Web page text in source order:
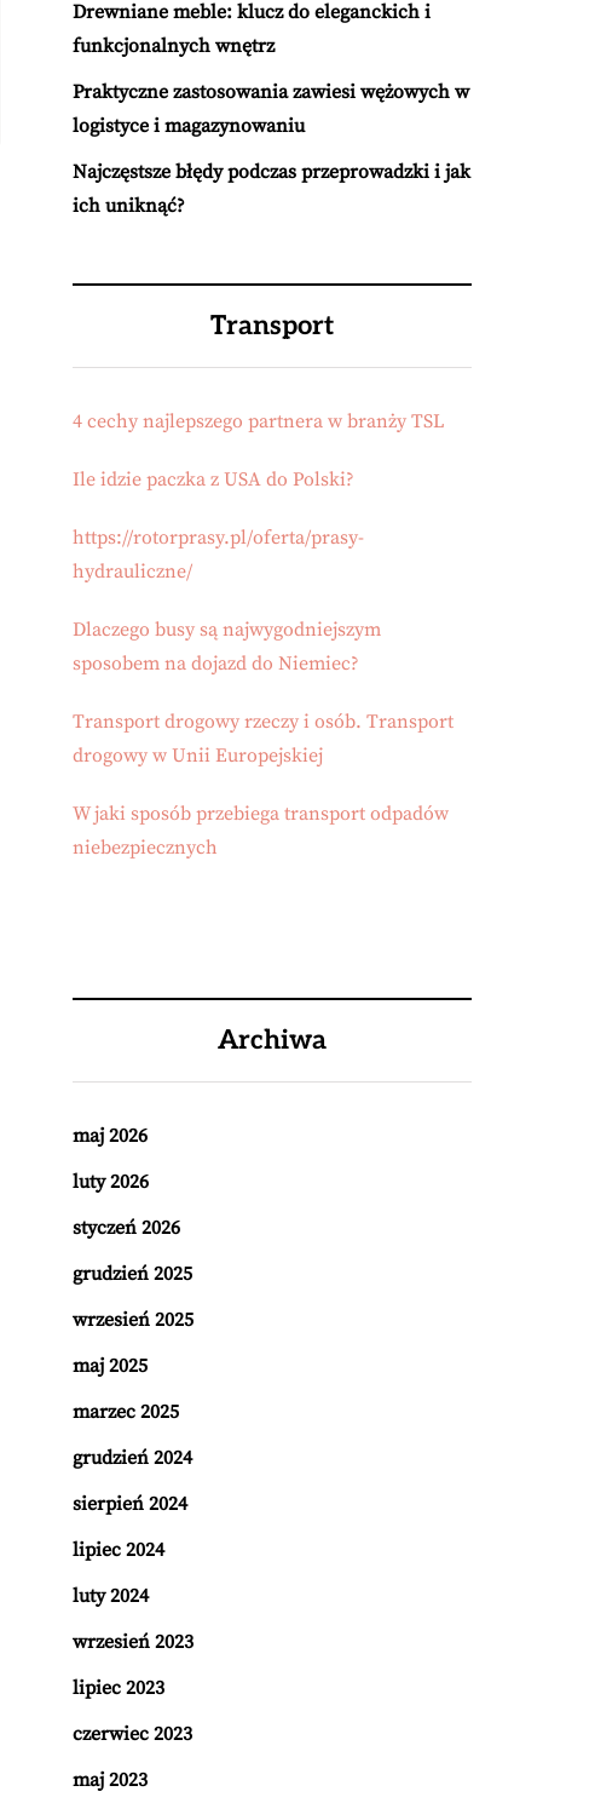
Drewniane meble: klucz do eleganckich i
funkcjonalnych wnętrz
Praktyczne zastosowania zawiesi wężowych w
logistyce i magazynowaniu
Najczęstsze błędy podczas przeprowadzki i jak
ich uniknąć?
Transport
4 cechy najlepszego partnera w branży TSL
Ile idzie paczka z USA do Polski?
https://rotorprasy.pl/oferta/prasy-
hydrauliczne/
Dlaczego busy są najwygodniejszym
sposobem na dojazd do Niemiec?
Transport drogowy rzeczy i osób. Transport
drogowy w Unii Europejskiej
W jaki sposób przebiega transport odpadów
niebezpiecznych
Archiwa
maj 2026
luty 2026
styczeń 2026
grudzień 2025
wrzesień 2025
maj 2025
marzec 2025
grudzień 2024
sierpień 2024
lipiec 2024
luty 2024
wrzesień 2023
lipiec 2023
czerwiec 2023
maj 2023